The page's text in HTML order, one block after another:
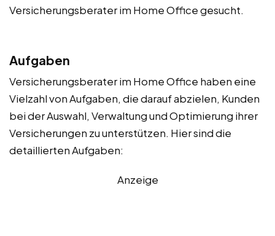
Versicherungsberater im Home Office gesucht.
Aufgaben
Versicherungsberater im Home Office haben eine
Vielzahl von Aufgaben, die darauf abzielen, Kunden
bei der Auswahl, Verwaltung und Optimierung ihrer
Versicherungen zu unterstützen. Hier sind die
detaillierten Aufgaben:
Anzeige